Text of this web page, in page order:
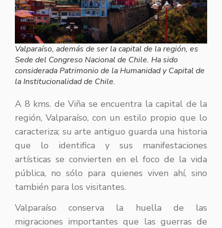
Valparaíso, además de ser la capital de la región, es
Sede del Congreso Nacional de Chile. Ha sido
considerada Patrimonio de la Humanidad y Capital de
la Institucionalidad de Chile.
A 8 kms. de Viña se encuentra la capital de la
región, Valparaíso, con un estilo propio que lo
caracteriza; su arte antiguo guarda una historia
que lo identifica y sus manifestaciones
artísticas se convierten en el foco de la vida
pública, no sólo para quienes viven ahí, sino
también para los visitantes.
Valparaíso conserva la huella de las
migraciones importantes que las guerras de